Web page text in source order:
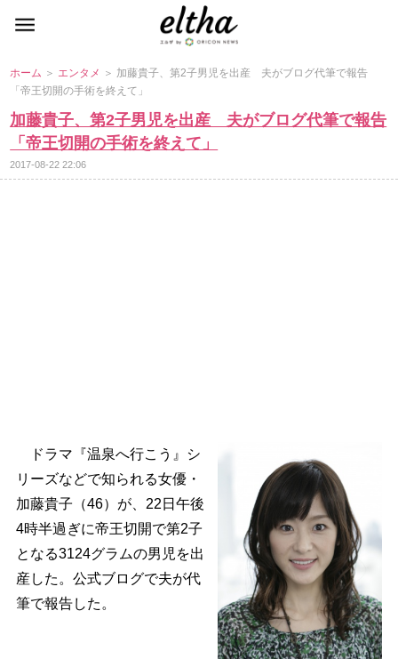
ホーム ＞ エンタメ ＞ 加藤貴子、第2子男児を出産 夫がブログ代筆で報告
「帝王切開の手術を終えて」
加藤貴子、第2子男児を出産 夫がブログ代筆で報告
「帝王切開の手術を終えて」
2017-08-22 22:06
ドラマ『温泉へ行こう』シ
リーズなどで知られる女優・
加藤貴子（46）が、22日午後
4時半過ぎに帝王切開で第2子
となる3124グラムの男児を出
産した。公式ブログで夫が代
筆で報告した。